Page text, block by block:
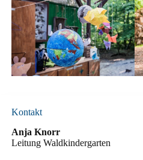
Kontakt
Anja Knorr
Leitung Waldkindergarten